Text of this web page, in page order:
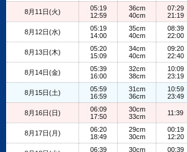
8月11日(火)
05:19
12:59
36cm
40cm
07:29
21:19
8月12日(水)
05:19
14:00
35cm
40cm
08:39
22:00
8月13日(木)
05:20
15:09
34cm
40cm
09:20
22:40
8月14日(金)
05:39
16:00
32cm
38cm
10:09
23:19
8月15日(土)
05:59
16:59
31cm
36cm
10:59
23:49
8月16日(日)
06:09
17:50
30cm
33cm
11:39
8月17日(月)
06:20
18:49
29cm
30cm
00:19
12:20
06:39
30cm
00:39